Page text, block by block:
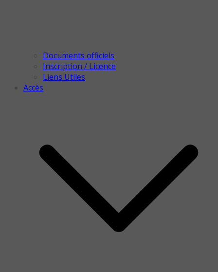
Documents officiels
Inscription / Licence
Liens Utiles
Accès